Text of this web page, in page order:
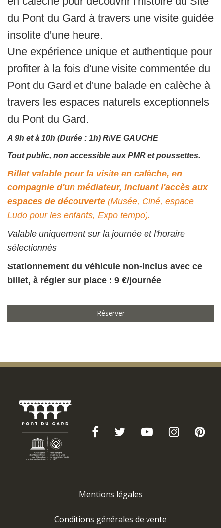
du Pont du Gard à travers une visite guidée
insolite d'une heure.
Une expérience unique et authentique pour
profiter à la fois d'une visite commentée du
Pont du Gard et d'une balade en calèche à
travers les espaces naturels exceptionnels
du Pont du Gard.
A 9h et à 10h (Durée : 1h) RIVE GAUCHE
Tout public, non accessible aux PMR et poussettes.
Billet valable pour la visite en calèche, en
compagnie d'un médiateur, incluant l'accès aux
espaces de découverte (Musée, Ciné, espace
Ludo pour les enfants, Expo tempo).
Valable uniquement sur la journée et l'horaire
sélectionnés
Stationnement du véhicule non-inclus avec ce
billet, à régler sur place : 9 €/journée
Réserver
Mentions légales
Conditions générales de vente